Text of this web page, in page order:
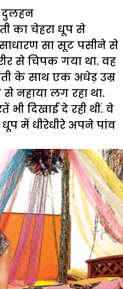
दुलहन
का चेहरा धूप से
सा सूट पसीने से
से चिपक गया था. वह
के साथ एक अधेड़ उम्र
से नहाया लग रहा था.
दिखाई दे रही थीं. वे
में धीरेधीरे अपने पांव